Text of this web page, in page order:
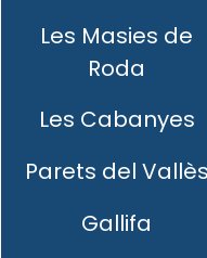
Les Masies de
Roda
Les Cabanyes
Parets del Vallès
Gallifa